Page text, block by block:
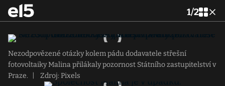
1/2
Nezodpovězené otázky kolem pádu dodavatele střešní
fotovoltaiky Malina přilákaly pozornost Státního zastupitelství v
Praze.
Zdroj: Pixels